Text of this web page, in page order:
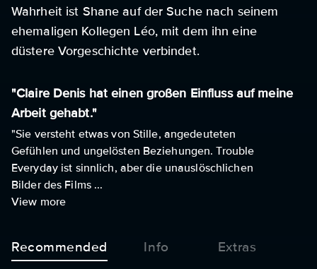
Wahrheit ist Shane auf der Suche nach seinem
ehemaligen Kollegen Léo, mit dem ihn eine
düstere Vorgeschichte verbindet.
"Claire Denis hat einen großen Einfluss auf meine
Arbeit gehabt."
"Sie versteht etwas von Stille, angedeuteten
Gefühlen und ungelösten Beziehungen. Trouble
Everyday ist sinnlich, aber die unauslöschlichen
Bilder des Films ...
View more
Recommended Info Extras